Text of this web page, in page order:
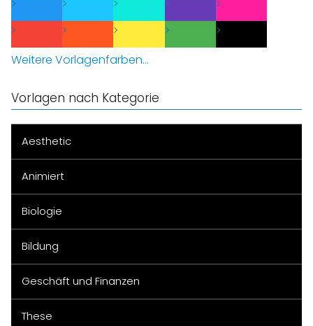
Weitere Vorlagenfarben...
Vorlagen nach Kategorie
Aesthetic
Animiert
Biologie
Bildung
Geschäft und Finanzen
These